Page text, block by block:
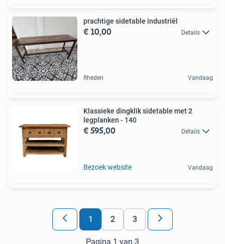
prachtige sidetable industriël
€ 10,00 Details
Rheden Vandaag
Klassieke dingklik sidetable met 2
legplanken - 140
€ 595,00 Details
Bezoek website Vandaag
1 2 3
Pagina 1 van 3